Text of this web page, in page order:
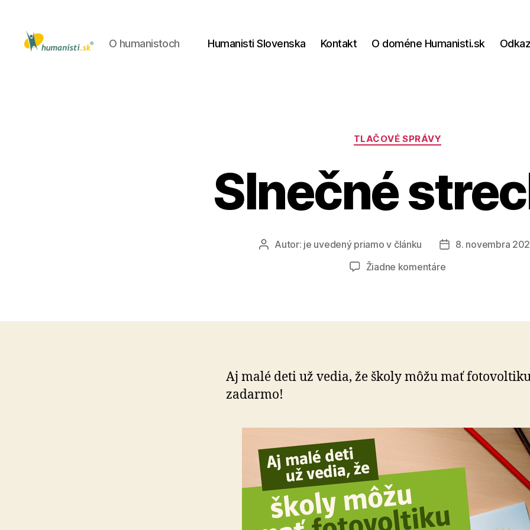
O humanistoch Humanisti Slovenska Kontakt O doméne Humanisti.sk
Kategórie
TLAČOVÉ SPRÁVY
Slnečné
AutorAutor: je uvedený priamo v článku
Dátum
8. novembra
Žiadne komentárena
Aj malé deti už vedia, že školy môžu mať
zadarmo!